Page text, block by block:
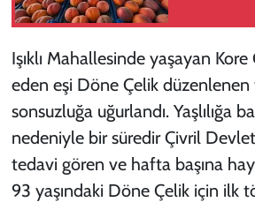
Işıklı Mahallesinde yaşayan
eden eşi Döne Çelik
sonsuzluğa uğurlandı. Yaşlılığa
nedeniyle bir süredir Çivril
tedavi gören ve hafta başına
93 yaşındaki Döne Çelik için ilk